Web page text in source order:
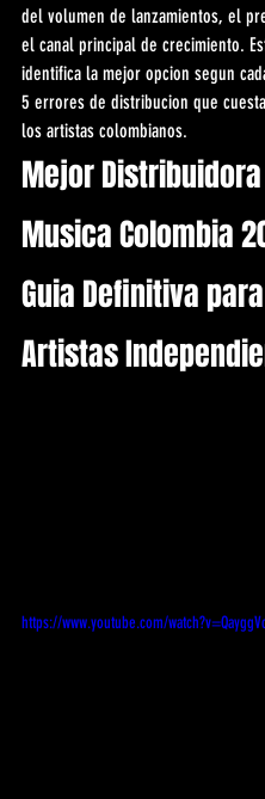
del volumen de lanzamientos, el
el canal principal de crecimiento.
identifica la mejor opcion segun
5 errores de distribucion que
los artistas colombianos.
Mejor
Musica Colombia
Guia Definitiva para
Artistas
https://www.youtube.com/